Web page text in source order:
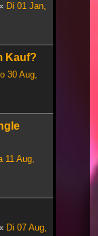
Di 01 Jan,
Kauf?
30 Aug,
11 Aug,
Di 07 Aug,